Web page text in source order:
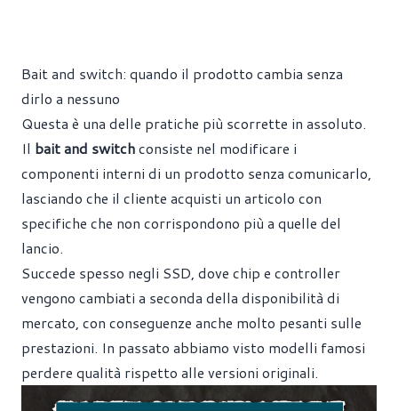
Bait and switch: quando il prodotto cambia senza
dirlo a nessuno
Questa è una delle pratiche più scorrette in assoluto.
Il bait and switchconsiste nel modificare i
componenti interni di un prodotto senza comunicarlo,
lasciando che il cliente acquisti un articolo con
specifiche che non corrispondono più a quelle del
lancio.
Succede spesso negli SSD, dove chip e controller
vengono cambiati a seconda della disponibilità di
mercato, con conseguenze anche molto pesanti sulle
prestazioni. In passato abbiamo visto modelli famosi
perdere qualità rispetto alle versioni originali.